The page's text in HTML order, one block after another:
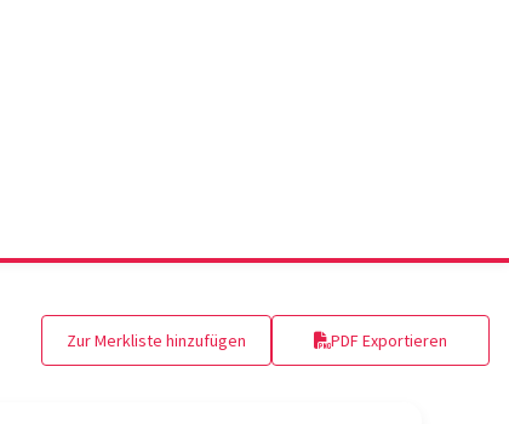
Zur Merkliste hinzufügen PDF Exportieren